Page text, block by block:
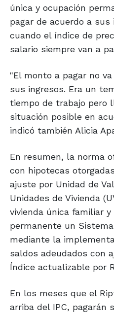
única y ocupación
pagar de acuerdo a sus
cuando el índice de
salario siempre van a
"El monto a pagar no
sus ingresos. Era un
tiempo de trabajo pero
situación posible en
indicó también Alicia
En resumen, la norma
con hipotecas
ajuste por Unidad de
Unidades de Vivienda
vivienda única familiar y
permanente un
mediante la
saldos adeudados con
Índice actualizable por
En los meses que el
arriba del IPC, pagarán